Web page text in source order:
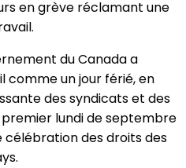
en grève réclamant une
du Canada a
comme un jour férié, en
des syndicats et des
premier lundi de septembre
célébration des droits des